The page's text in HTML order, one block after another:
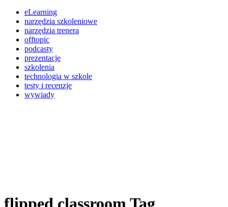
eLearning
narzędzia szkoleniowe
narzędzia trenera
offtopic
podcasty
prezentacje
szkolenia
technologia w szkole
testy i recenzje
wywiady
flipped classroom Tag